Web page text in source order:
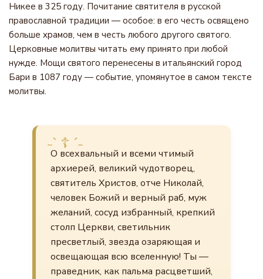
Никее в 325 году. Почитание святителя в русской
православной традиции — особое: в его честь освящено
больше храмов, чем в честь любого другого святого.
Церковные молитвы читать ему принято при любой
нужде. Мощи святого перенесены в итальянский город
Бари в 1087 году — событие, упомянутое в самом тексте
молитвы.
О всехвальный и всеми чтимый
архиерей, великий чудотворец,
святитель Христов, отче Николай,
человек Божий и верный раб, муж
желаний, сосуд избранный, крепкий
столп Церкви, светильник
пресветлый, звезда озаряющая и
освещающая всю вселенную! Ты —
праведник, как пальма расцветший,